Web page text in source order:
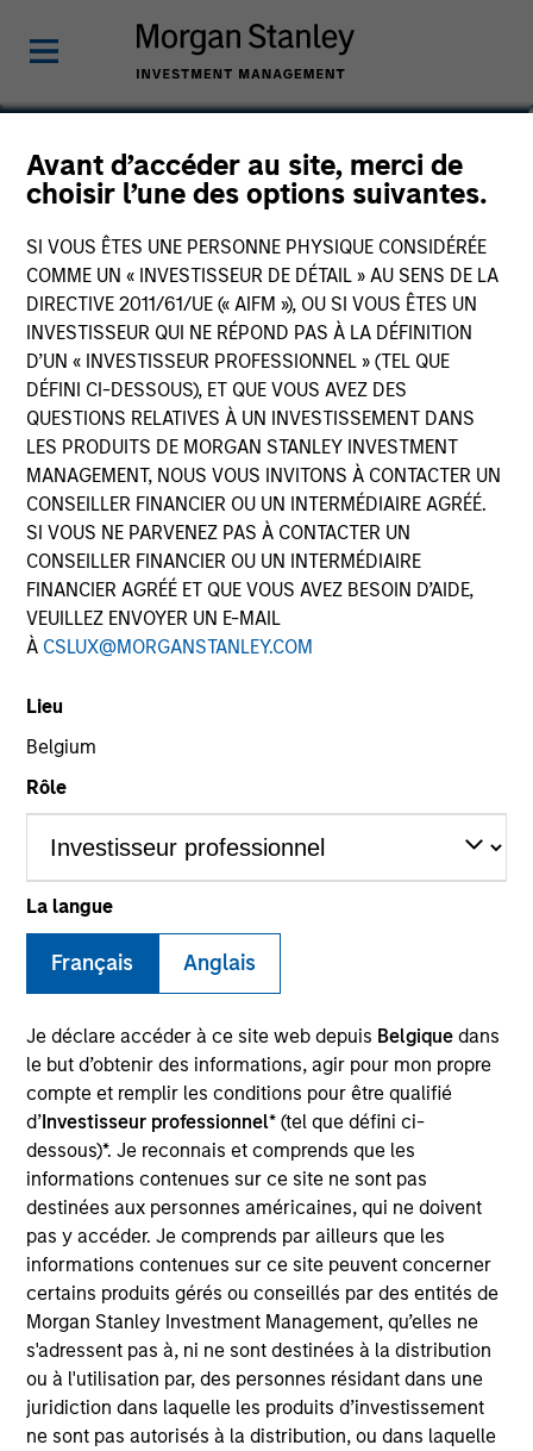
Avant d’accéder au site, merci de
choisir l’une des options suivantes.
SI VOUS ÊTES UNE PERSONNE PHYSIQUE CONSIDÉRÉE
COMME UN « INVESTISSEUR DE DÉTAIL » AU SENS DE LA
DIRECTIVE 2011/61/UE (« AIFM »), OU SI VOUS ÊTES UN
INVESTISSEUR QUI NE RÉPOND PAS À LA DÉFINITION
D’UN « INVESTISSEUR PROFESSIONNEL » (TEL QUE
DÉFINI CI-DESSOUS), ET QUE VOUS AVEZ DES
QUESTIONS RELATIVES À UN INVESTISSEMENT DANS
LES PRODUITS DE MORGAN STANLEY INVESTMENT
MANAGEMENT, NOUS VOUS INVITONS À CONTACTER UN
CONSEILLER FINANCIER OU UN INTERMÉDIAIRE AGRÉÉ.
SI VOUS NE PARVENEZ PAS À CONTACTER UN
CONSEILLER FINANCIER OU UN INTERMÉDIAIRE
FINANCIER AGRÉÉ ET QUE VOUS AVEZ BESOIN D’AIDE,
VEUILLEZ ENVOYER UN E-MAIL
À CSLUX@MORGANSTANLEY.COM
Lieu
Belgium
Rôle
La langue
Français Anglais
Je déclare accéder à ce site web depuis Belgique dans
le but d’obtenir des informations, agir pour mon propre
compte et remplir les conditions pour être qualifié
d’Investisseur professionnel* (tel que défini ci-
dessous)*. Je reconnais et comprends que les
informations contenues sur ce site ne sont pas
destinées aux personnes américaines, qui ne doivent
pas y accéder. Je comprends par ailleurs que les
informations contenues sur ce site peuvent concerner
certains produits gérés ou conseillés par des entités de
Morgan Stanley Investment Management, qu’elles ne
s'adressent pas à, ni ne sont destinées à la distribution
ou à l'utilisation par, des personnes résidant dans une
juridiction dans laquelle les produits d’investissement
ne sont pas autorisés à la distribution, ou dans laquelle
Saumya Jain
Vice President
YEARS OF INDUSTRY EXPERIENCE
Years
Saumya is a research analyst on the Emerging
Morgan Stanley in 2022 and has 8 years of macro
research experience. Prior to joining the firm, she
was an economist at Oxford Economics, a
macroeconomic consultancy. Saumya received her
Masters in economics from Columbia University
and her B.A. in economics from Delhi University.
Team Insights